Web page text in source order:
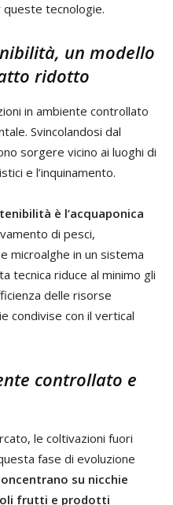
tecnologie.
un modello
ridotto
in ambiente controllato
Svincolandosi dal
sorgere vicino ai luoghi di
e l’inquinamento.
è l’acquaponica
di pesci,
microalghe in un sistema
tecnica riduce al minimo gli
delle risorse
condivise con il vertical
controllato e
le coltivazioni fuori
fase di evoluzione
su nicchie
frutti e prodotti